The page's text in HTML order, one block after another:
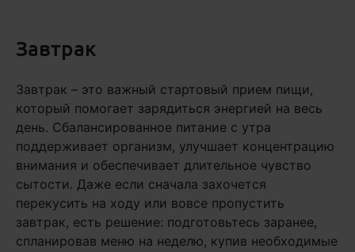
Завтрак
Завтрак – это важный стартовый прием пищи,
который помогает зарядиться энергией на весь
день. Сбалансированное питание с утра
поддерживает организм, улучшает концентрацию
внимания и обеспечивает длительное чувство
сытости. Даже если сначала захочется
перекусить на ходу или вовсе пропустить
завтрак, есть решение: подготовьтесь заранее,
спланировав меню на неделю, купив необходимые